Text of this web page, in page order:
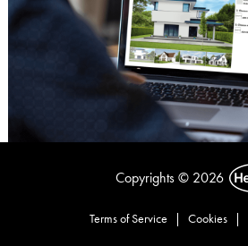
Copyrights © 2026
Terms of Service | Cookies |